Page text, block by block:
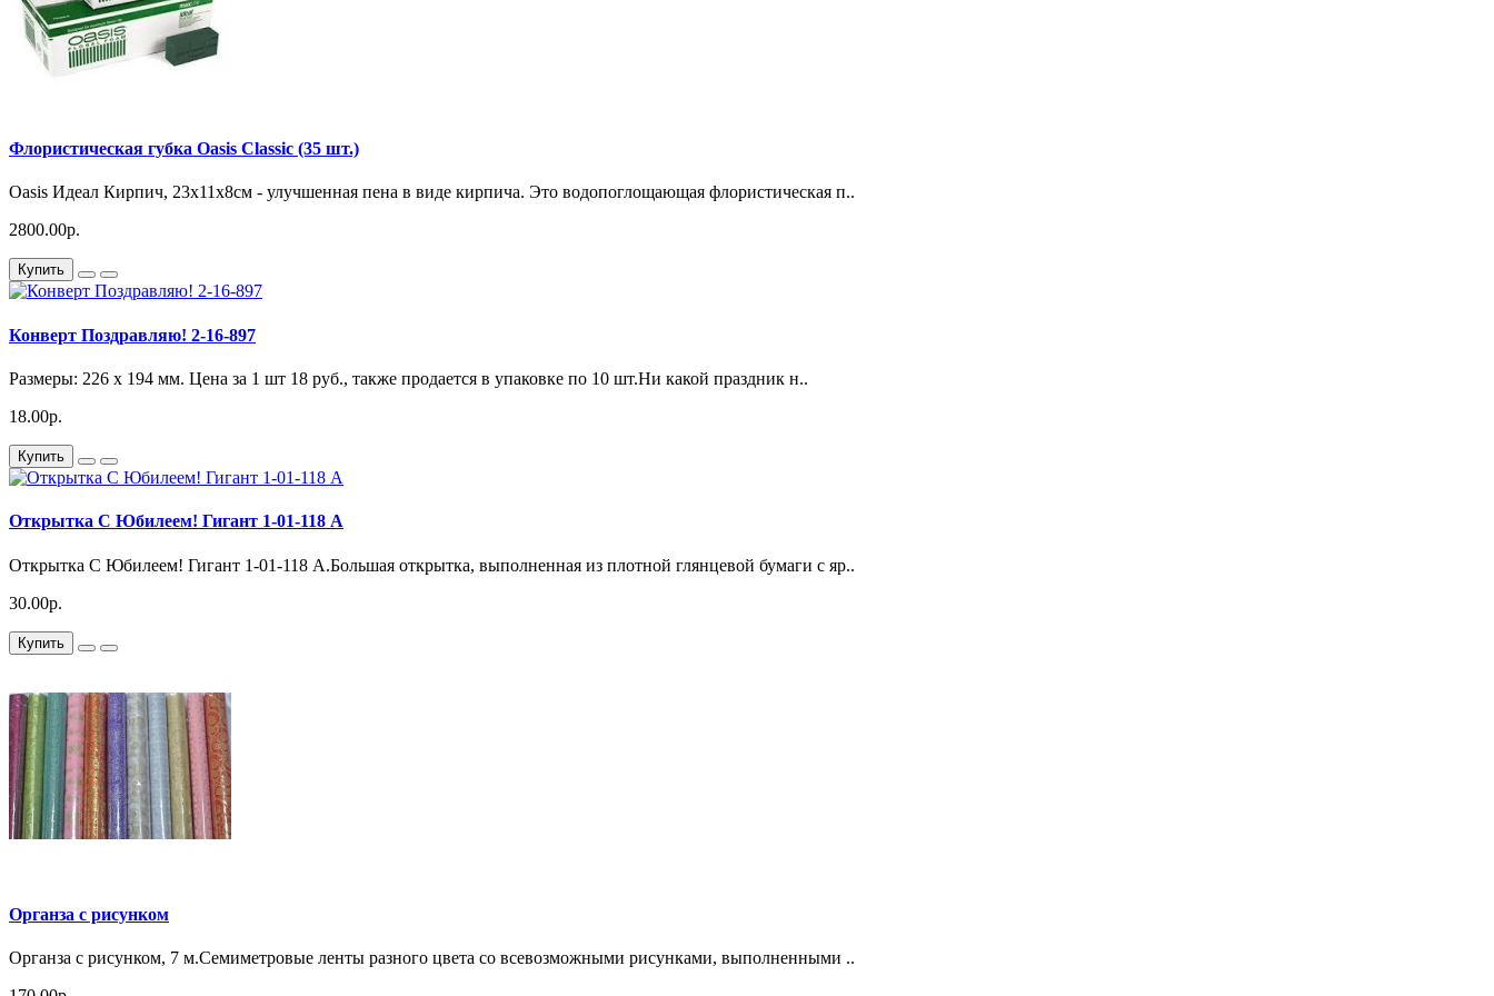
Флористическая губка Oasis Classic (35 шт.)
Oasis Идеал Кирпич, 23x11x8см - улучшенная пена в виде кирпича. Это водопоглощающая флористическая п..
2800.00р.
Купить
Конверт Поздравляю! 2-16-897
Размеры: 226 x 194 мм. Цена за 1 шт 18 руб., также продается в упаковке по 10 шт.Ни какой праздник н..
18.00р.
Купить
Открытка С Юбилеем! Гигант 1-01-118 А
Открытка С Юбилеем! Гигант 1-01-118 А.Большая открытка, выполненная из плотной глянцевой бумаги с яр..
30.00р.
Купить
Органза с рисунком
Органза с рисунком, 7 м.Семиметровые ленты разного цвета со всевозможными рисунками, выполненными ..